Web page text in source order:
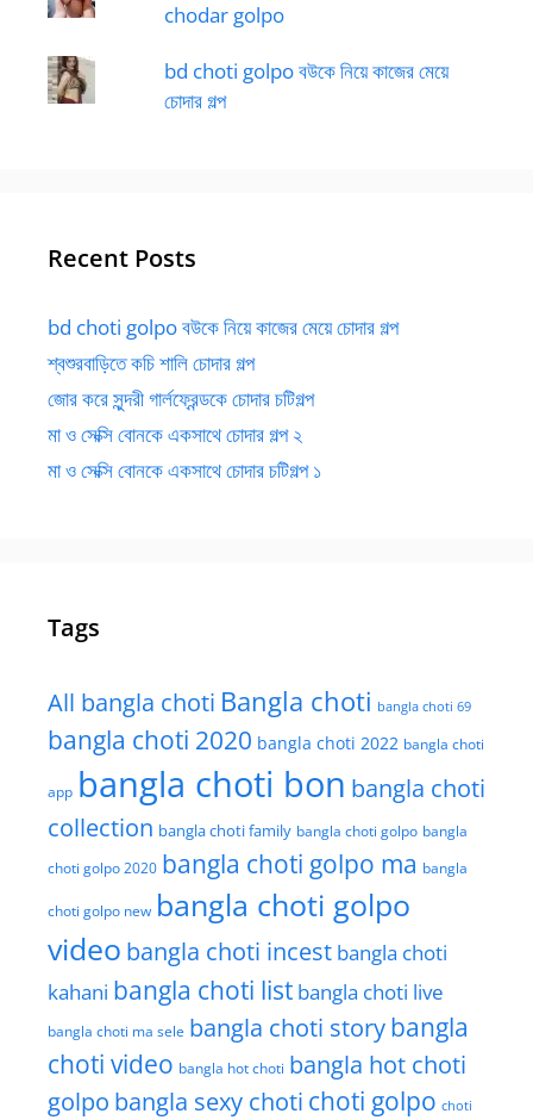
chodar golpo
bd choti golpo বউকে নিয়ে কাজের মেয়ে
চোদার গল্প
Recent Posts
bd choti golpo বউকে নিয়ে কাজের মেয়ে চোদার গল্প
শ্বশুরবাড়িতে কচি শালি চোদার গল্প
জোর করে সুন্দরী গার্লফ্রেন্ডকে চোদার চটিগল্প
মা ও সেক্সি বোনকে একসাথে চোদার গল্প ২
মা ও সেক্সি বোনকে একসাথে চোদার চটিগল্প ১
Tags
All bangla choti Bangla choti bangla choti 69
bangla choti 2020 bangla choti 2022 bangla choti
app bangla choti bon bangla choti
collection bangla choti family bangla choti golpo bangla
choti golpo 2020 bangla choti golpo ma bangla
choti golpo new bangla choti golpo
video bangla choti incest bangla choti
kahani bangla choti list bangla choti live
bangla choti ma sele bangla choti storybangla
choti video bangla hot choti bangla hot choti
golpo bangla sexy choti choti golpo choti